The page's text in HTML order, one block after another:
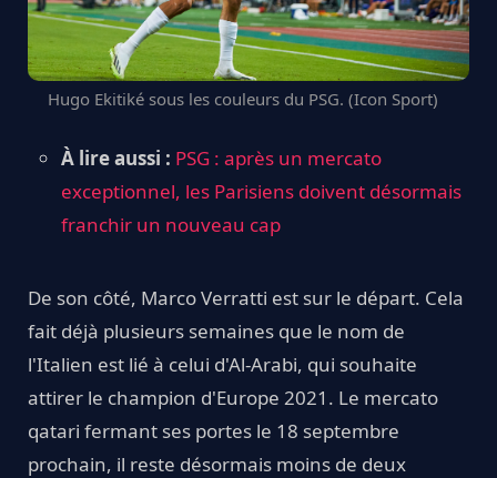
Hugo Ekitiké sous les couleurs du PSG. (Icon Sport)
À lire aussi : PSG : après un mercato
exceptionnel, les Parisiens doivent désormais
franchir un nouveau cap
De son côté, Marco Verratti est sur le départ. Cela
fait déjà plusieurs semaines que le nom de
l'Italien est lié à celui d'Al-Arabi, qui souhaite
attirer le champion d'Europe 2021. Le mercato
qatari fermant ses portes le 18 septembre
prochain, il reste désormais moins de deux